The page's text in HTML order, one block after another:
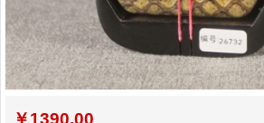
￥1390.00